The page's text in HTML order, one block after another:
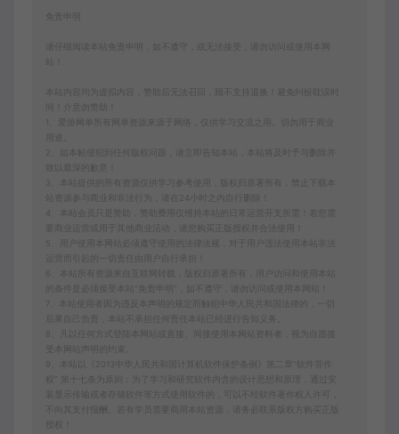
免责申明
请仔细阅读本站免责申明，如不遵守，或无法接受，请勿访问或使用本网
本站内容均为虚拟内容，赞助后无法召回，顾不支持退换！避免纠纷耽误时
间！介意勿赞助！
1、爱游网单所有网单资源来源于网络，仅供学习交流之用。切勿用于商业
2、如本帖侵犯到任何版权问题，请立即告知本站，本站将及时予与删除并
致以最深的歉意！
3、本站提供的所有资源仅供学习参考使用，版权归原著所有，禁止下载本
站资源参与商业和非法行为，请在24小时之内自行删除！
4、本站会员只是赞助，赞助费用仅维持本站的日常运营开支所需！若您需
要商业运营或用于其他商业活动，请您购买正版授权并合法使用！
5、用户使用本网站必须遵守使用的法律法规，对于用户违法使用本站非法
6、本站所有资源来自互联网转载，版权归原著所有，用户访问和使用本站
的条件是必须接受本站“免责申明”，如不遵守，请勿访问或使用本网站！
7、本站使用者因为违反本声明的规定而触犯中华人民共和国法律的，一切
后果自己负责，本站不承担任何责任本站已经进行告知义务。
8、凡以任何方式登陆本网站或直接、间接使用本网站资料者，视为自愿接
受本网站声明的约束。
9、本站以《2013中华人民共和国计算机软件保护条例》第二章"软件菩作
权” 第十七条为原则：为了学习和研究软件内含的设计思想和原理，通过安
装显示传输或者存储软件等方式使用软件的，可以不经软件著作权人许可，
不向其支付报酬。若有学员需要商用本站资源，请务必联系版权方购买正版